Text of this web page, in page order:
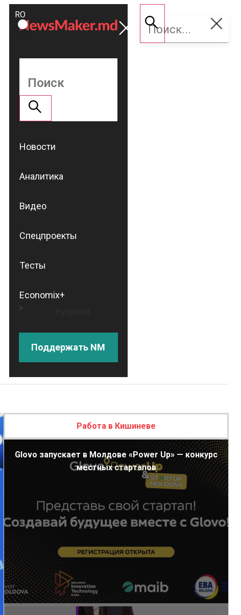
ROMÂNĂ
RU
Поддержать
NM
Новости
Аналитика
Видео
Спецпроекты
Тесты
Economix+
Поддержать NM
Работа в Кишиневе
Glovo запускает в Молдове «Power Up» — конкурс
местных стартапов